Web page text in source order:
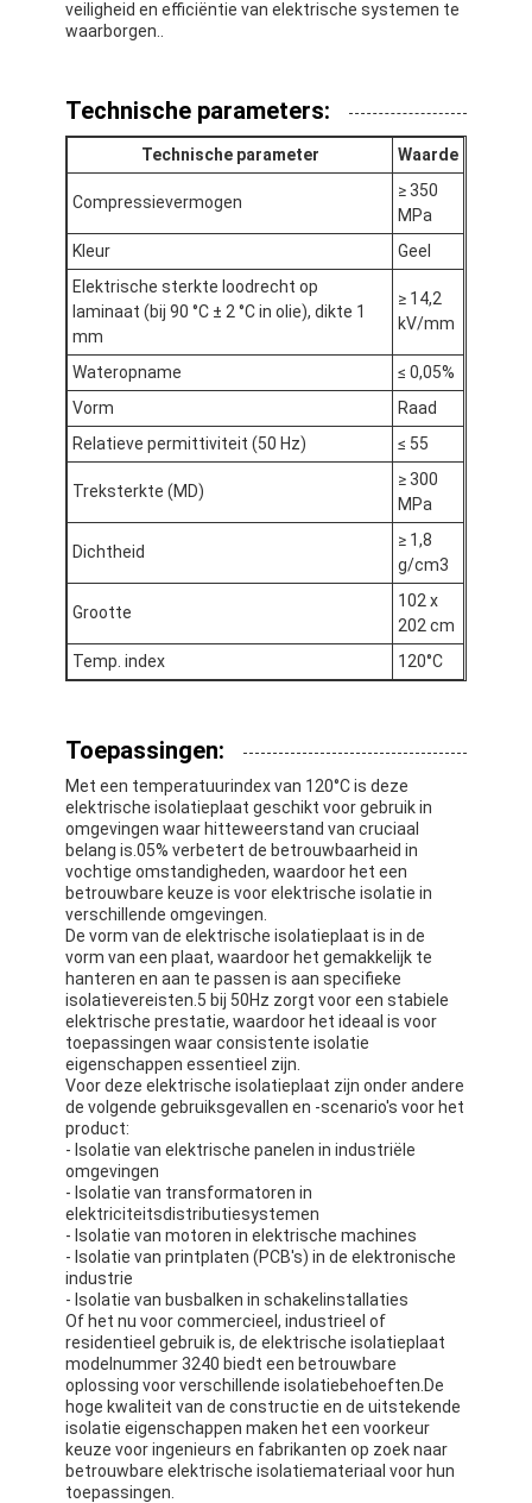
Fabrieksreis
Zelfklevende Isolatieband
De Isolatieband van de glasdoek
Hittebestendige Isolatieband
De Plakband van de glasdoek
De Plakband van de Polyimidefilm
Aluminiumfolie Plakband
De Doekband van het aluminiumfolieglas
Folie Onder ogen gezien Kraftpapier-Document
De Doek van de aluminiumfolieglasvezel
De Band van de doekbuis
Tweezijdige Plakband
HUISDIEREN Plakband
Het Afgietsel van de precisieinvestering
Elektrische isolatieplaat
veiligheid en efficiëntie van elektrische systemen te
waarborgen..
Technische parameters:
Technische parameter Waarde
Compressievermogen
≥ 350
MPa
Kleur
Geel
Elektrische sterkte loodrecht op
laminaat (bij 90 °C ± 2 °C in olie), dikte 1
mm
≥ 14,2
kV/mm
Wateropname
≤ 0,05%
Vorm
Raad
Relatieve permittiviteit (50 Hz)
≤ 55
Treksterkte (MD)
≥ 300
MPa
Dichtheid
≥ 1,8
g/cm3
Grootte
102 x
202 cm
Temp. index
120°C
Toepassingen:
Met een temperatuurindex van 120°C is deze
elektrische isolatieplaat geschikt voor gebruik in
omgevingen waar hitteweerstand van cruciaal
belang is.05% verbetert de betrouwbaarheid in
vochtige omstandigheden, waardoor het een
betrouwbare keuze is voor elektrische isolatie in
verschillende omgevingen.
De vorm van de elektrische isolatieplaat is in de
vorm van een plaat, waardoor het gemakkelijk te
hanteren en aan te passen is aan specifieke
isolatievereisten.5 bij 50Hz zorgt voor een stabiele
elektrische prestatie, waardoor het ideaal is voor
toepassingen waar consistente isolatie
eigenschappen essentieel zijn.
Voor deze elektrische isolatieplaat zijn onder andere
de volgende gebruiksgevallen en -scenario's voor het
product:
- Isolatie van elektrische panelen in industriële
omgevingen
- Isolatie van transformatoren in
elektriciteitsdistributiesystemen
- Isolatie van motoren in elektrische machines
- Isolatie van printplaten (PCB's) in de elektronische
industrie
- Isolatie van busbalken in schakelinstallaties
Of het nu voor commercieel, industrieel of
residentieel gebruik is, de elektrische isolatieplaat
modelnummer 3240 biedt een betrouwbare
oplossing voor verschillende isolatiebehoeften.De
hoge kwaliteit van de constructie en de uitstekende
isolatie eigenschappen maken het een voorkeur
keuze voor ingenieurs en fabrikanten op zoek naar
betrouwbare elektrische isolatiemateriaal voor hun
toepassingen.